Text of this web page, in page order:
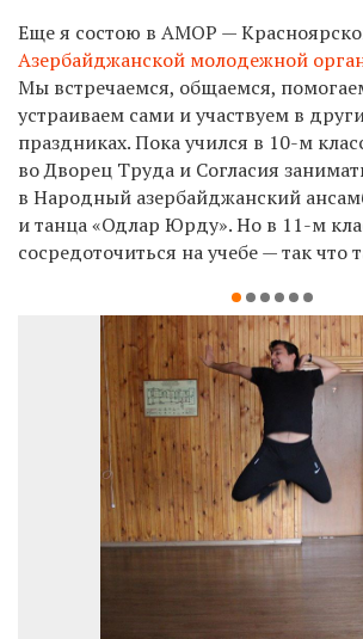
Еще я состою в АМОР —
Азербайджанской молодежной
Мы встречаемся, общаемся,
устраиваем сами и участвуем в
праздниках. Пока учился в 10-м
во Дворец Труда и Согласия
в Народный азербайджанский
и танца «Одлар Юрду». Но в 11-м
сосредоточиться на учебе — так что